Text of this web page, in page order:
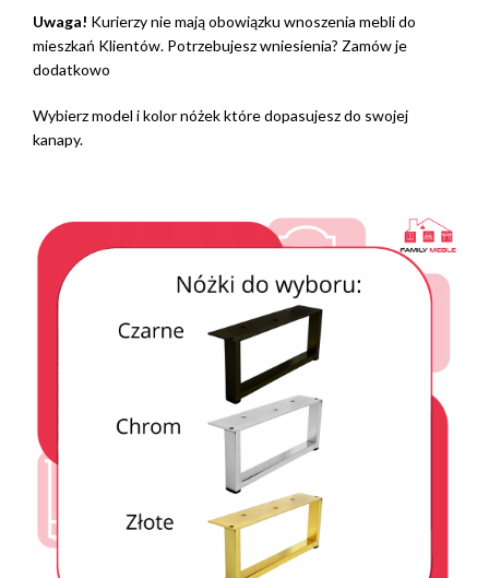
Uwaga! Kurierzy nie mają obowiązku wnoszenia mebli do
mieszkań Klientów. Potrzebujesz wniesienia? Zamów je
dodatkowo
Wybierz model i kolor nóżek które dopasujesz do swojej
kanapy.